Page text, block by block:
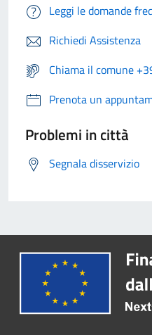
Leggi le domande
Richiedi Assistenza
Chiama il comune
Prenota un
Problemi in città
Segnala disservizio